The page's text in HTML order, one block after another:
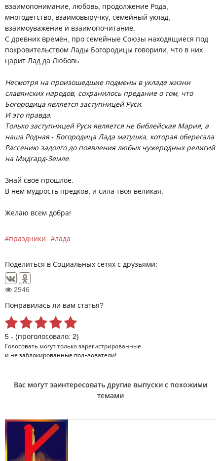
взаимопонимание, любовь, продолжение Рода,
многодетство, взаимовыручку, семейный уклад,
взаимоуважение и взаимопочитание.
С древних времён, про семейные Союзы находящиеся под
покровительством Лады Богородицы говорили, что в них
царит Лад да Любовь.
Несмотря на произошедшие подмены в укладе жизни
славянских народов, сохранилось предание о том, что
Богородица является заступницей Руси.
И это правда.
Только заступницей Руси является не библейская Мария, а
наша Родная - Богородица Лада матушка, которая оберегала
Рассению задолго до появления любых чужеродных религий
на Мидгард-Земле.
Знай своё прошлое.
В нём мудрость предков, и сила твоя великая.
Желаю всем добра!
праздники лада
Поделиться в Социальных сетях с друзьями:
2946
Понравилась ли вам статья?
5 - (проголосовало: 2)
Голосовать могут только зарегистрированные
и не заблокированные пользователи!
Вас могут заинтересовать другие выпуски с похожими
темами